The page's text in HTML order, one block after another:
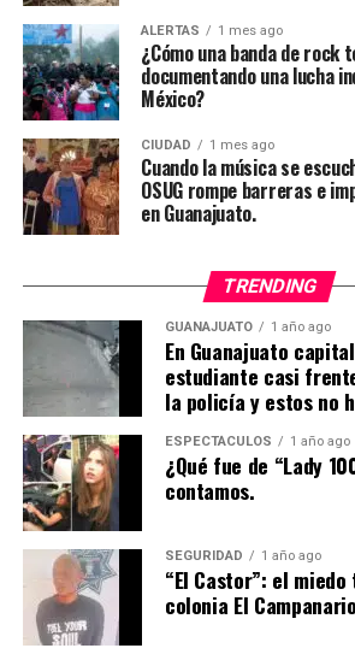
ALERTAS 1 mes ago
¿Cómo una banda de rock
documentando una lucha
México?
CIUDAD 1 mes ago
Cuando la música se
OSUG rompe barreras e
en Guanajuato.
TRENDING
GUANAJUATO 1 año ago
En Guanajuato
estudiante casi
la policía y estos no
ESPECTÁCULOS 1 año ago
¿Qué fue de “Lady
contamos.
SEGURIDAD 1 año ago
“El Castor”: el
colonia El